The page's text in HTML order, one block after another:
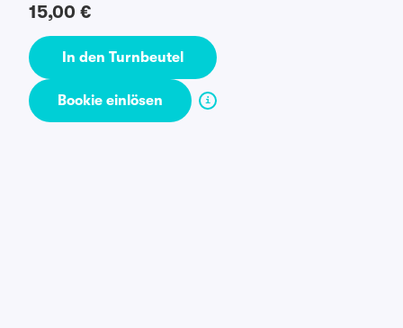
15,00 €
In den Turnbeutel
Bookie einlösen i